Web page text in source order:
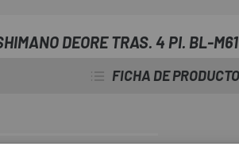
DEORE TRAS. 4 PI. BL-
FICHA DE PRODUCTO